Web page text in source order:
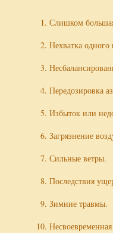
Слишком
Нехватка
Передозировка
Избыток или
Загрязнение
Сильные ветры.
Последствия
Зимние травмы.